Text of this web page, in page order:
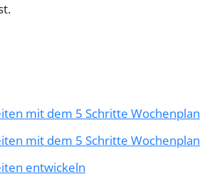
mit dem 5 Schritte Wochenplan
mit dem 5 Schritte Wochenplan
entwickeln